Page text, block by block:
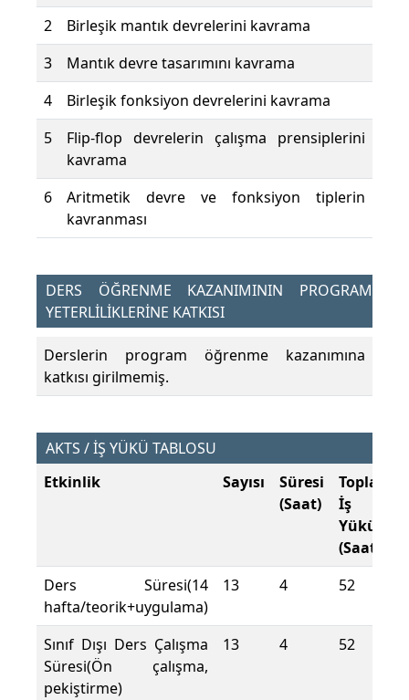
2
Birleşik mantık devrelerini kavrama
3
Mantık devre tasarımını kavrama
4
Birleşik fonksiyon devrelerini kavrama
5
Flip-flop devrelerin çalışma prensiplerini
kavrama
6
Aritmetik devre ve fonksiyon tiplerin
kavranması
DERS ÖĞRENME KAZANIMININ PROGRAM
YETERLİLİKLERİNE KATKISI
Derslerin program öğrenme kazanımına
katkısı girilmemiş.
AKTS / İŞ YÜKÜ TABLOSU
Etkinlik
Sayısı
Süresi
(Saat)
Toplam
İş
Yükü
(Saat)
Ders Süresi(14
hafta/teorik+uygulama)
13 4 52
Sınıf Dışı Ders Çalışma
Süresi(Ön çalışma,
pekiştirme)
13 4 52